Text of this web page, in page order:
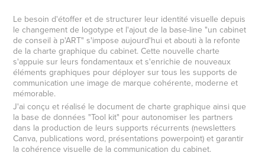
Le besoin d'étoffer et de structurer leur identité visuelle depuis
le changement de logotype et l'ajout de la base-line "un cabinet
de conseil à p'ART" s'impose aujourd'hui et abouti à la refonte
de la charte graphique du cabinet. Cette nouvelle charte
s'appuie sur leurs fondamentaux et s'enrichie de nouveaux
éléments graphiques pour déployer sur tous les supports de
communication une image de marque cohérente, moderne et
mémorable.
J'ai conçu et réalisé le document de charte graphique ainsi que
la base de données "Tool kit" pour autonomiser les partners
dans la production de leurs supports récurrents (newsletters
Canva, publications word, présentations powerpoint) et garantir
la cohérence visuelle de la communication du cabinet.